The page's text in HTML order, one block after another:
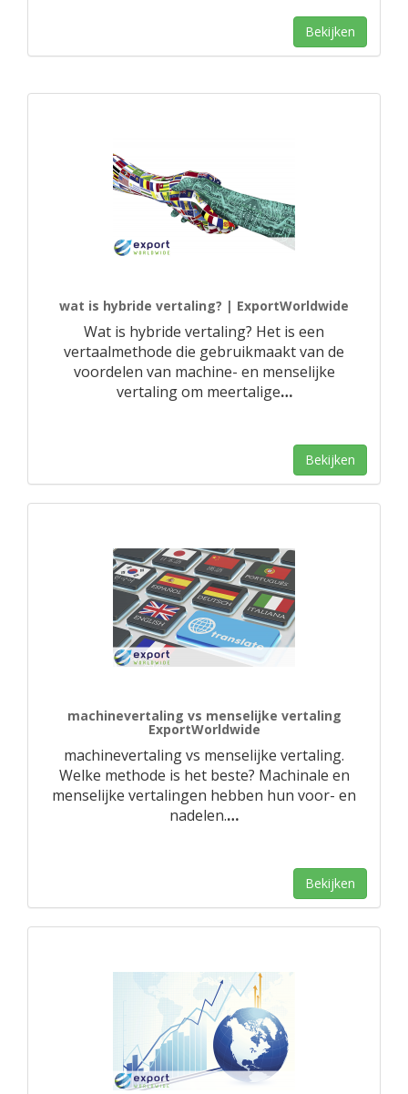
Bekijken
wat is hybride vertaling? | ExportWorldwide
Wat is hybride vertaling? Het is een
vertaalmethode die gebruikmaakt van de
voordelen van machine- en menselijke
vertaling om meertalige…
Bekijken
machinevertaling vs menselijke vertaling
ExportWorldwide
machinevertaling vs menselijke vertaling.
Welke methode is het beste? Machinale en
menselijke vertalingen hebben hun voor- en
nadelen.…
Bekijken